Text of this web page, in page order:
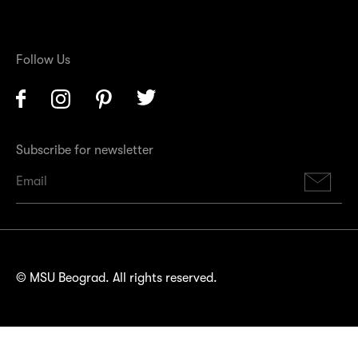
Follow Us
Facebook InstagramPinterest
Subscribe for newsletter
© MSU Beograd. All rights reserved.